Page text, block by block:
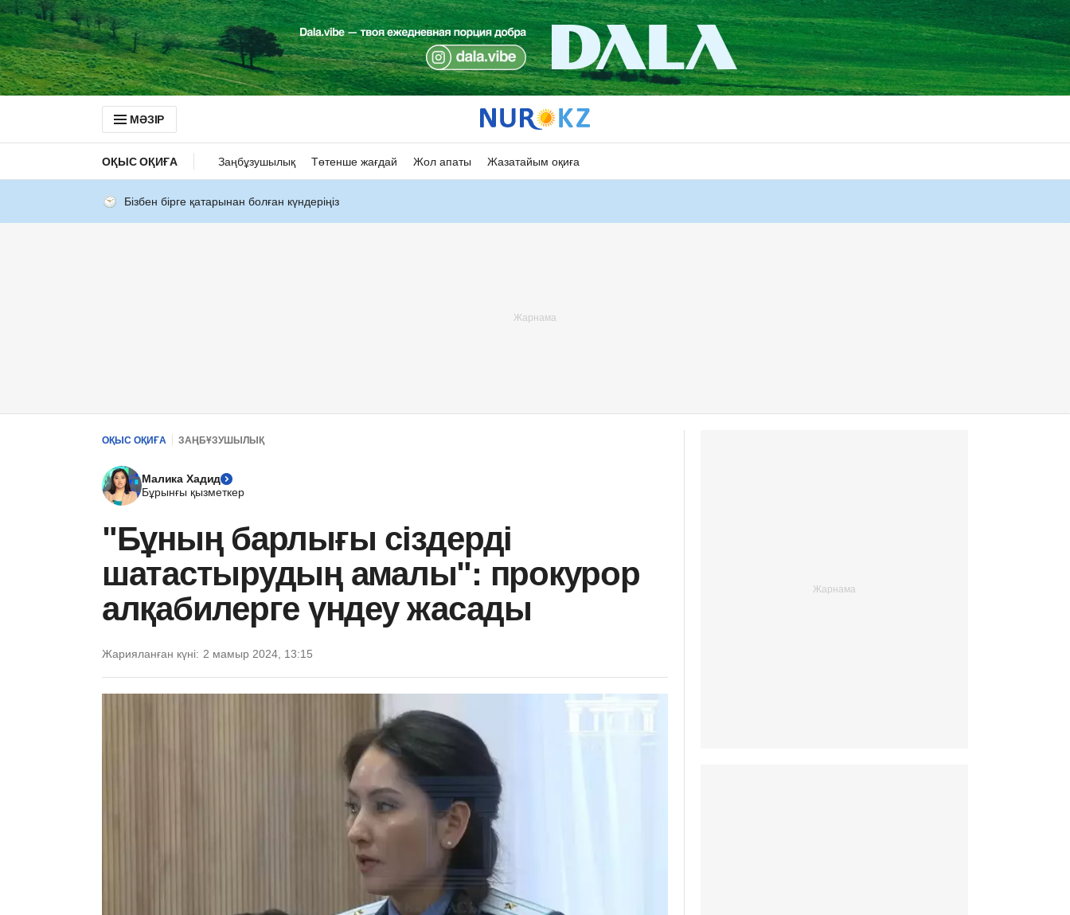
МӘЗІР
ОҚЫС ОҚИҒА Заңбұзушылық Төтенше жағдай Жол апаты Жазатайым оқиға
Бізбен бірге қатарынан болған күндеріңіз
ОҚЫС ОҚИҒА ЗАҢБҰЗУШЫЛЫҚ
Малика Хадид
Бұрынғы қызметкер
"Бұның барлығы сіздерді
шатастырудың амалы": прокурор
алқабилерге үндеу жасады
Жарияланған күні: 2 мамыр 2024, 13:15